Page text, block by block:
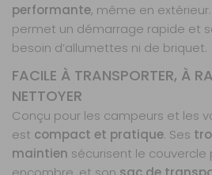
performante, même en
permet un démarrage rapide et
besoin d’allumettes ni de briquet.
FACILE À TRANSPORTER, À
NETTOYER
Conçu pour les campeurs et les
est compact et pratique. Ses
maintien sécurisent le couvercle